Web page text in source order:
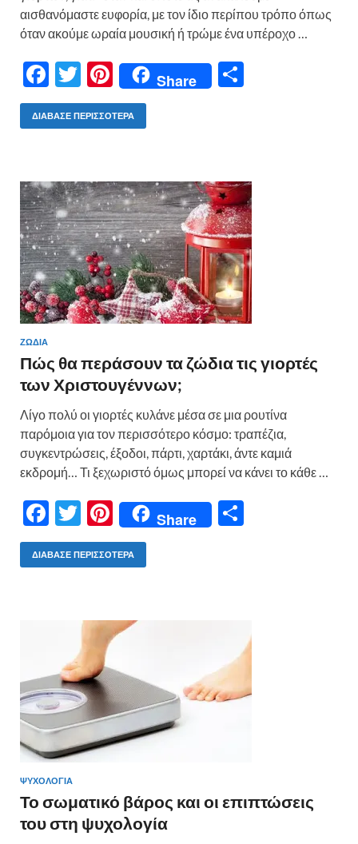
αισθανόμαστε ευφορία, με τον ίδιο περίπου τρόπο όπως
όταν ακούμε ωραία μουσική ή τρώμε ένα υπέροχο …
F
ac
e
o
o
k
T
w
itt
Pi
nt
er
t
Share
σ
τε
ίτ
ε
ΔΙΆΒΑΣΕ ΠΕΡΙΣΣΌΤΕΡΑ
ΖΩΔΙΑ
Πώς θα περάσουν τα ζώδια τις γιορτές
των Χριστουγέννων;
Λίγο πολύ οι γιορτές κυλάνε μέσα σε μια ρουτίνα
παρόμοια για τον περισσότερο κόσμο: τραπέζια,
συγκεντρώσεις, έξοδοι, πάρτι, χαρτάκι, άντε καμιά
εκδρομή… Τι ξεχωριστό όμως μπορεί να κάνει το κάθε …
F
ac
e
k
T
w
itt
Pi
nt
er
t
Share
τε
ε
ΔΙΆΒΑΣΕ ΠΕΡΙΣΣΌΤΕΡΑ
ΨΥΧΟΛΟΓΙΑ
Το σωματικό βάρος και οι επιπτώσεις
του στη ψυχολογία